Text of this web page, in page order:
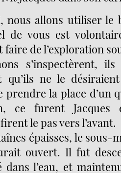
nous allons utiliser le
de vous est
faire de l’exploration
s’inspectèrent,
qu’ils ne le
prendre la place d’un
ce furent
le pas vers l’avant.
épaisses, le sous-
ouvert. Il fut
dans l’eau, et